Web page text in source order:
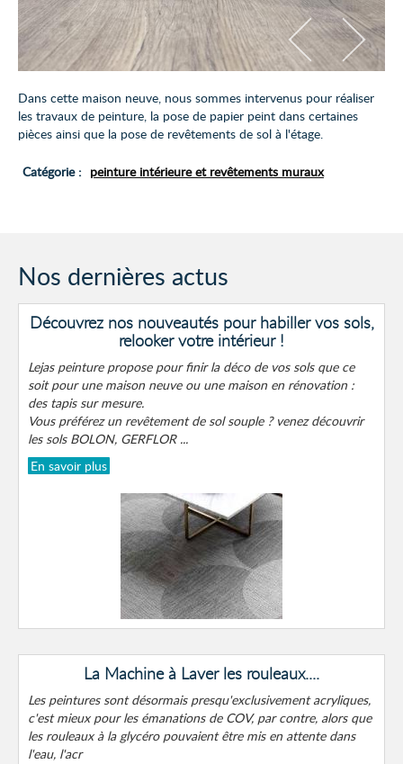
Dans cette maison neuve, nous sommes intervenus pour réaliser
les travaux de peinture, la pose de papier peint dans certaines
pièces ainsi que la pose de revêtements de sol à l'étage.
Catégorie : peinture intérieure et revêtements muraux
Nos dernières actus
Découvrez nos nouveautés pour habiller vos sols,
relooker votre intérieur !
Lejas peinture propose pour finir la déco de vos sols que ce
soit pour une maison neuve ou une maison en rénovation :
des tapis sur mesure.
Vous préférez un revêtement de sol souple ? venez découvrir
les sols BOLON, GERFLOR ...
En savoir plus
La Machine à Laver les rouleaux....
Les peintures sont désormais presqu'exclusivement acryliques,
c'est mieux pour les émanations de COV, par contre, alors que
les rouleaux à la glycéro pouvaient être mis en attente dans
l'eau, l'acr